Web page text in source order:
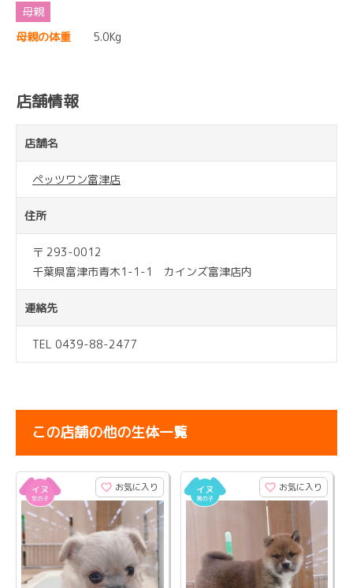
母親の体重 5.0Kg
店舗情報
店舗名
ペッツワン富津店
住所
〒 293-0012
千葉県富津市青木1-1-1 カインズ富津店内
連絡先
TEL 0439-88-2477
この店舗の他の生体一覧
お気に入り お気に入り